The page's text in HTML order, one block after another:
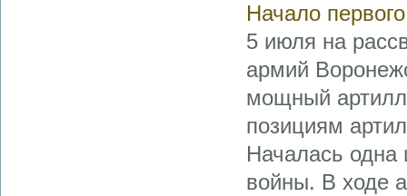
Начало
5 июля на
армий
мощный
позициям
Началась одна
войны. В ходе